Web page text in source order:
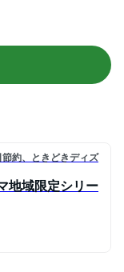
みる
約、ときどきディズ
地域限定シリー